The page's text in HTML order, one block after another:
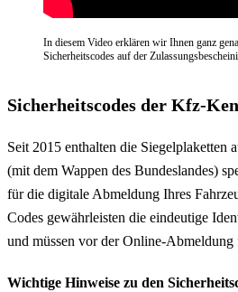
In diesem Video erklären wir Ihnen ganz
Sicherheitscodes auf der
Sicherheitscodes der Kfz-
Seit 2015 enthalten die Siegelplaketten
(mit dem Wappen des Bundeslandes)
für die digitale Abmeldung Ihres
Codes gewährleisten die eindeutige
und müssen vor der Online-Abmeldung
Wichtige Hinweise zu den